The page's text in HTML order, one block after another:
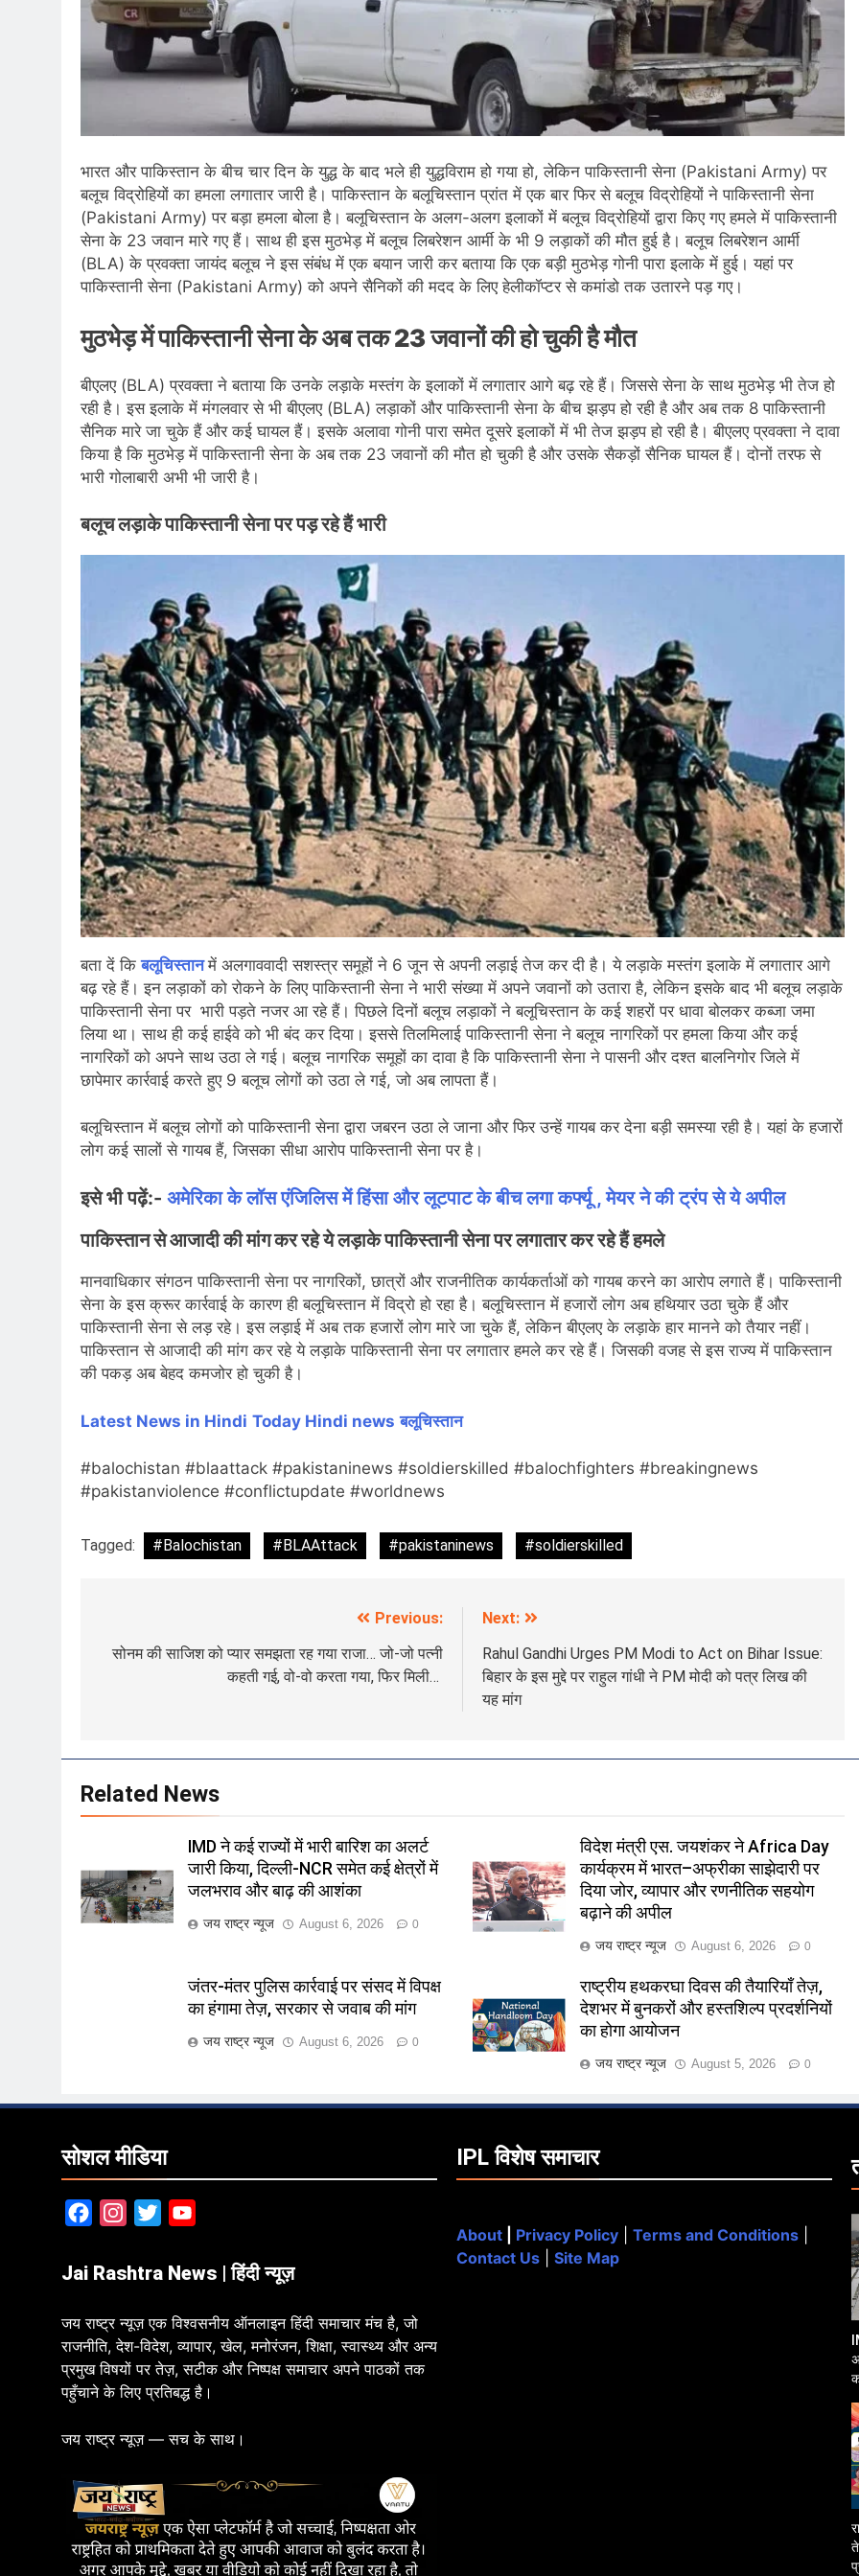
भारत और पाकिस्तान के बीच चार दिन के युद्ध के बाद भले ही युद्धविराम हो गया हो, लेकिन पाकिस्तानी सेना (Pakistani Army) पर
बलूच विद्रोहियों का हमला लगातार जारी है। पाकिस्तान के बलूचिस्तान प्रांत में एक बार फिर से बलूच विद्रोहियों ने पाकिस्तानी सेना
(Pakistani Army) पर बड़ा हमला बोला है। बलूचिस्तान के अलग-अलग इलाकों में बलूच विद्रोहियों द्वारा किए गए हमले में पाकिस्तानी
सेना के 23 जवान मारे गए हैं। साथ ही इस मुठभेड़ में बलूच लिबरेशन आर्मी के भी 9 लड़ाकों की मौत हुई है। बलूच लिबरेशन आर्मी
(BLA) के प्रवक्ता जायंद बलूच ने इस संबंध में एक बयान जारी कर बताया कि एक बड़ी मुठभेड़ गोनी पारा इलाके में हुई। यहां पर
पाकिस्तानी सेना (Pakistani Army) को अपने सैनिकों की मदद के लिए हेलीकॉप्टर से कमांडो तक उतारने पड़ गए।
मुठभेड़ में पाकिस्तानी सेना के अब तक 23 जवानों की हो चुकी है मौत
बीएलए (BLA) प्रवक्ता ने बताया कि उनके लड़ाके मस्तंग के इलाकों में लगातार आगे बढ़ रहे हैं। जिससे सेना के साथ मुठभेड़ भी तेज हो
रही है। इस इलाके में मंगलवार से भी बीएलए (BLA) लड़ाकों और पाकिस्तानी सेना के बीच झड़प हो रही है और अब तक 8 पाकिस्तानी
सैनिक मारे जा चुके हैं और कई घायल हैं। इसके अलावा गोनी पारा समेत दूसरे इलाकों में भी तेज झड़प हो रही है। बीएलए प्रवक्ता ने दावा
किया है कि मुठभेड़ में पाकिस्तानी सेना के अब तक 23 जवानों की मौत हो चुकी है और उसके सैकड़ों सैनिक घायल हैं। दोनों तरफ से
भारी गोलाबारी अभी भी जारी है।
बलूच लड़ाके पाकिस्तानी सेना पर पड़ रहे हैं भारी
बता दें किबलूचिस्तानमें अलगाववादी सशस्त्र समूहों ने 6 जून से अपनी लड़ाई तेज कर दी है। ये लड़ाके मस्तंग इलाके में लगातार आगे
बढ़ रहे हैं। इन लड़ाकों को रोकने के लिए पाकिस्तानी सेना ने भारी संख्या में अपने जवानों को उतारा है, लेकिन इसके बाद भी बलूच लड़ाके
पाकिस्तानी सेना पर भारी पड़ते नजर आ रहे हैं। पिछले दिनों बलूच लड़ाकों ने बलूचिस्तान के कई शहरों पर धावा बोलकर कब्जा जमा
लिया था। साथ ही कई हाईवे को भी बंद कर दिया। इससे तिलमिलाई पाकिस्तानी सेना ने बलूच नागरिकों पर हमला किया और कई
नागरिकों को अपने साथ उठा ले गई। बलूच नागरिक समूहों का दावा है कि पाकिस्तानी सेना ने पासनी और दश्त बालनिगोर जिले में
छापेमार कार्रवाई करते हुए 9 बलूच लोगों को उठा ले गई, जो अब लापता हैं।
बलूचिस्तान में बलूच लोगों को पाकिस्तानी सेना द्वारा जबरन उठा ले जाना और फिर उन्हें गायब कर देना बड़ी समस्या रही है। यहां के हजारों
लोग कई सालों से गायब हैं, जिसका सीधा आरोप पाकिस्तानी सेना पर है।
इसे भी पढ़ें:- अमेरिका के लॉस एंजिलिस में हिंसा और लूटपाट के बीच लगा कर्फ्यू , मेयर ने की ट्रंप से ये अपील
पाकिस्तान से आजादी की मांग कर रहे ये लड़ाके पाकिस्तानी सेना पर लगातार कर रहे हैं हमले
मानवाधिकार संगठन पाकिस्तानी सेना पर नागरिकों, छात्रों और राजनीतिक कार्यकर्ताओं को गायब करने का आरोप लगाते हैं। पाकिस्तानी
सेना के इस क्रूर कार्रवाई के कारण ही बलूचिस्तान में विद्रो हो रहा है। बलूचिस्तान में हजारों लोग अब हथियार उठा चुके हैं और
पाकिस्तानी सेना से लड़ रहे। इस लड़ाई में अब तक हजारों लोग मारे जा चुके हैं, लेकिन बीएलए के लड़ाके हार मानने को तैयार नहीं।
पाकिस्तान से आजादी की मांग कर रहे ये लड़ाके पाकिस्तानी सेना पर लगातार हमले कर रहे हैं। जिसकी वजह से इस राज्य में पाकिस्तान
की पकड़ अब बेहद कमजोर हो चुकी है।
Latest News in Hindi Today Hindi news बलूचिस्तान
#balochistan #blaattack #pakistaninews #soldierskilled #balochfighters #breakingnews
#pakistanviolence #conflictupdate #worldnews
Tagged: #Balochistan #BLAAttack #pakistaninews #soldierskilled
navigation
Previous:
सोनम की साजिश को प्यार समझता रह गया राजा… जो-जो पत्नी
कहती गई, वो-वो करता गया, फिर मिली…
Next:
Rahul Gandhi Urges PM Modi to Act on Bihar Issue:
बिहार के इस मुद्दे पर राहुल गांधी ने PM मोदी को पत्र लिख की
यह मांग
Related News
IMD ने कई राज्यों में भारी बारिश का अलर्ट
जारी किया, दिल्ली-NCR समेत कई क्षेत्रों में
जलभराव और बाढ़ की आशंका
जय राष्ट्र न्यूज August 6, 2026 0
विदेश मंत्री एस. जयशंकर ने Africa Day
कार्यक्रम में भारत–अफ्रीका साझेदारी पर
दिया जोर, व्यापार और रणनीतिक सहयोग
बढ़ाने की अपील
जय राष्ट्र न्यूज August 6, 2026 0
जंतर-मंतर पुलिस कार्रवाई पर संसद में विपक्ष
का हंगामा तेज़, सरकार से जवाब की मांग
जय राष्ट्र न्यूज August 6, 2026 0
राष्ट्रीय हथकरघा दिवस की तैयारियाँ तेज़,
देशभर में बुनकरों और हस्तशिल्प प्रदर्शनियों
का होगा आयोजन
जय राष्ट्र न्यूज August 5, 2026 0
सोशल मीडिया
FacebookInstagram
Twitter
Jai Rashtra News | हिंदी न्यूज़
जय राष्ट्र न्यूज़ एक विश्वसनीय ऑनलाइन हिंदी समाचार मंच है, जो
राजनीति, देश-विदेश, व्यापार, खेल, मनोरंजन, शिक्षा, स्वास्थ्य और अन्य
प्रमुख विषयों पर तेज़, सटीक और निष्पक्ष समाचार अपने पाठकों तक
पहुँचाने के लिए प्रतिबद्ध है।
जय राष्ट्र न्यूज़ — सच के साथ।
IPL विशेष समाचार
About Privacy Policy Terms and Conditions
Contact Us
Site Map